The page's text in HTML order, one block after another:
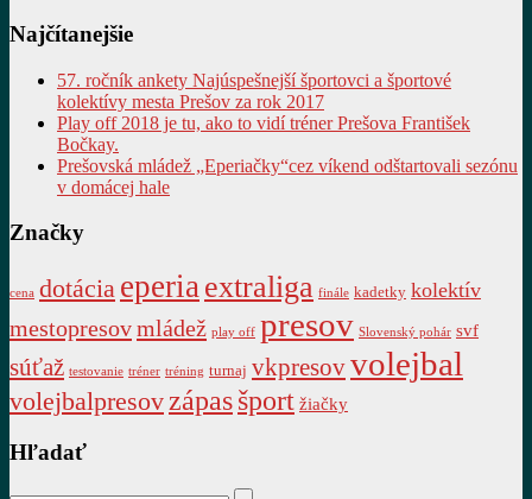
Najčítanejšie
57. ročník ankety Najúspešnejší športovci a športové
kolektívy mesta Prešov za rok 2017
Play off 2018 je tu, ako to vidí tréner Prešova František
Bočkay.
Prešovská mládež „Eperiačky“cez víkend odštartovali sezónu
v domácej hale
Značky
cena dotácia eperiaextraliga finále kadetky kolektív
mestopresovmládež play off presov Slovenský pohár svf
súťaž testovanie tréner tréning turnaj vkpresovvolejbal
volejbalpresov zápasšport žiačky
Hľadať